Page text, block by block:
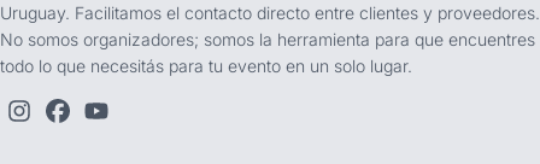
Uruguay. Facilitamos el contacto directo entre clientes y proveedores.
No somos organizadores; somos la herramienta para que encuentres
todo lo que necesitás para tu evento en un solo lugar.